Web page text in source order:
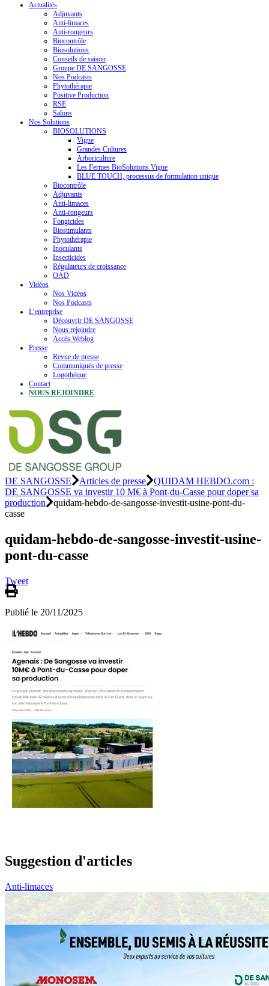
Actualités
Adjuvants
Anti-limaces
Anti-rongeurs
Biocontrôle
Biosolutions
Conseils de saison
Groupe DE SANGOSSE
Nos Podcasts
Phytothérapie
Positive Production
RSE
Salons
Nos Solutions
BIOSOLUTIONS
Vigne
Grandes Cultures
Arboriculture
Les Fermes BioSolutions Vigne
BLUE TOUCH, processus de formulation unique
Biocontrôle
Adjuvants
Anti-limaces
Anti-rongeurs
Fongicides
Biostimulants
Phytothérapie
Inoculants
Insecticides
Régulateurs de croissance
OAD
Vidéos
Nos Vidéos
Nos Podcasts
L’entreprise
Découvrir DE SANGOSSE
Nous rejoindre
Accès Weblog
Presse
Revue de presse
Communiqués de presse
Logothèque
Contact
NOUS REJOINDRE
DE SANGOSSE Articles de presse
QUIDAM HEBDO.com :
DE SANGOSSE va investir 10 M€ à Pont-du-Casse pour doper sa
production
quidam-hebdo-de-sangosse-investit-usine-pont-du-
casse
quidam-hebdo-de-sangosse-investit-usine-
pont-du-casse
Tweet
Publié le 20/11/2025
Suggestion d'articles
Anti-limaces